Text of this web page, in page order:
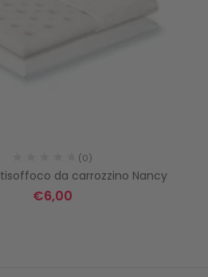
(0)
da carrozzino Nancy
€6,00